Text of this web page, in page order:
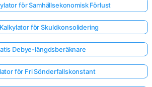
för Samhällsekonomisk Förlust
för Skuldkonsolidering
Debye-längdsberäknare
för Fri Sönderfallskonstant